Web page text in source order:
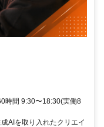
時間 9:30〜18:30(実働8
AIを取り入れたクリエイ